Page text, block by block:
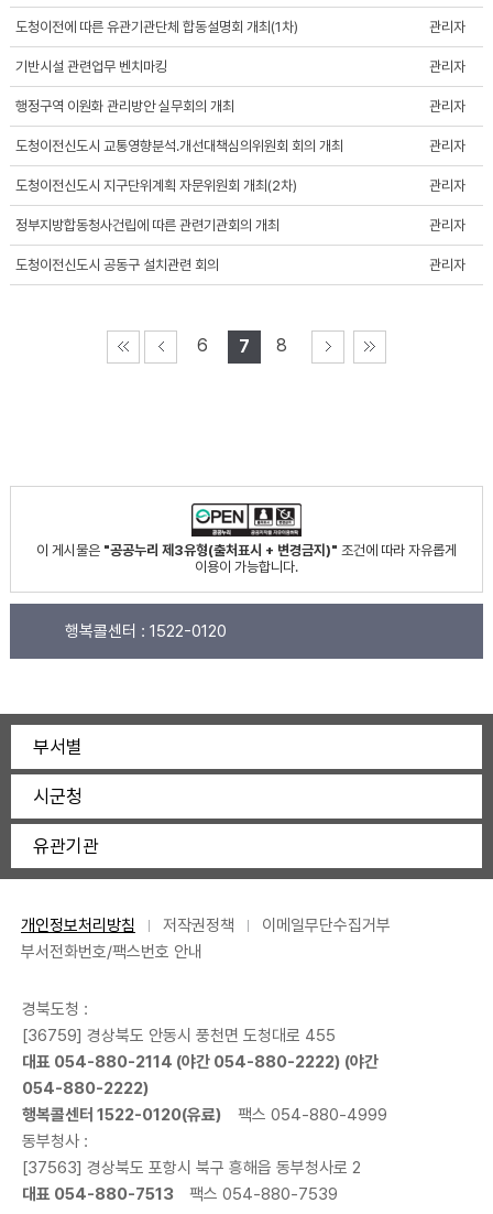
도청이전에 따른 유관기관단체 합동설명회 개최(1차) 관리자
기반시설 관련업무 벤치마킹 관리자
행정구역 이원화 관리방안 실무회의 개최 관리자
도청이전신도시 교통영향분석.개선대책심의위원회 회의 개최 관리자
도청이전신도시 지구단위계획 자문위원회 개최(2차) 관리자
정부지방합동청사건립에 따른 관련기관회의 개최 관리자
도청이전신도시 공동구 설치관련 회의 관리자
6 7 8
이 게시물은 "공공누리 제3유형(출처표시 + 변경금지)" 조건에 따라 자유롭게
이용이 가능합니다.
행복콜센터 : 1522-0120
부서별
시군청
유관기관
개인정보처리방침 저작권정책
이메일무단수집거부
부서전화번호/팩스번호 안내
경북도청 :
[36759] 경상북도 안동시 풍천면 도청대로 455
대표 054-880-2114 (야간 054-880-2222) (야간
054-880-2222)
행복콜센터 1522-0120(유료)
팩스 054-880-4999
동부청사 :
[37563] 경상북도 포항시 북구 흥해읍 동부청사로 2
대표 054-880-7513
팩스 054-880-7539